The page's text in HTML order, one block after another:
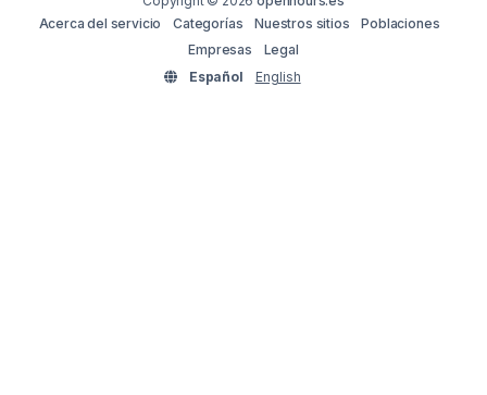
Acerca del servicio
Categorías Nuestros sitios
Poblaciones
Empresas
Legal
Español
English